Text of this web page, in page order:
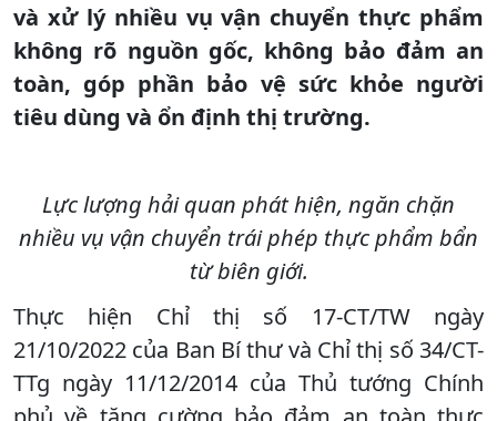
và xử lý nhiều vụ vận chuyển thực phẩm
không rõ nguồn gốc, không bảo đảm an
toàn, góp phần bảo vệ sức khỏe người
tiêu dùng và ổn định thị trường.
Lực lượng hải quan phát hiện, ngăn chặn
nhiều vụ vận chuyển trái phép thực phẩm bẩn
từ biên giới.
Thực hiện Chỉ thị số 17-CT/TW ngày
21/10/2022 của Ban Bí thư và Chỉ thị số 34/CT-
TTg ngày 11/12/2014 của Thủ tướng Chính